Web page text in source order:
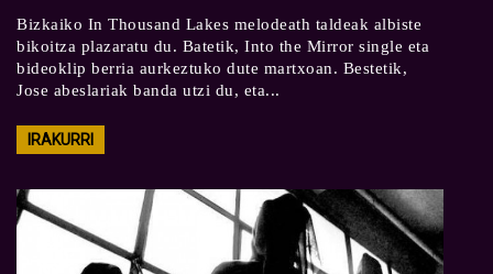
Bizkaiko In Thousand Lakes melodeath taldeak albiste
bikoitza plazaratu du. Batetik, Into the Mirror single eta
bideoklip berria aurkeztuko dute martxoan. Bestetik,
Jose abeslariak banda utzi du, eta...
IRAKURRI